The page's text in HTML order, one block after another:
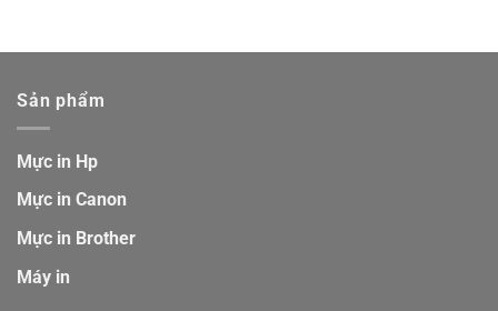
Sản phẩm
Mực in Hp
Mực in Canon
Mực in Brother
Máy in